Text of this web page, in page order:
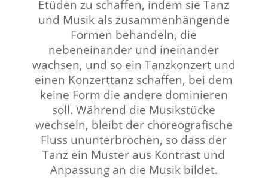
Etüden zu schaffen, indem sie Tanz
und Musik als zusammenhängende
Formen behandeln, die
nebeneinander und ineinander
wachsen, und so ein Tanzkonzert und
einen Konzerttanz schaffen, bei dem
keine Form die andere dominieren
soll. Während die Musikstücke
wechseln, bleibt der choreografische
Fluss ununterbrochen, so dass der
Tanz ein Muster aus Kontrast und
Anpassung an die Musik bildet.